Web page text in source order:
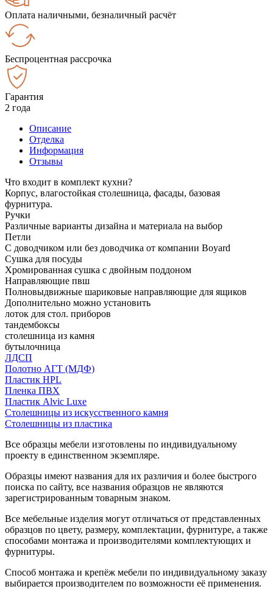
Оплата наличными, безналичный расчёт
Беспроцентная рассрочка
Гарантия
2 года
Описание
Отделка
Информация
Отзывы
Что входит в комплект кухни?
Корпус, влагостойкая столешница, фасады, базовая
фурнитура.
Ручки
Различные варианты дизайна и материала на выбор
Петли
С доводчиком или без доводчика от компании Boyard
Сушка для посуды
Хромированная сушка с двойным поддоном
Направляющие пвш
Полновыдвижные шариковые направляющие для ящиков
Дополнительно можно установить
лоток для стол. приборов
тандембоксы
столешница из камня
бутылочница
ЛДСП
Полотно АГТ (МДФ)
Пластик HPL
Пленка ПВХ
Пластик Alvic Luxe
Столешницы из искусственного камня
Столешницы из пластика
Все образцы мебели изготовлены по индивидуальному
проекту в единственном экземпляре.
Образцы имеют названия для их различия и более быстрого
поиска по сайту, все названия образцов не являются
зарегистрированным товарным знаком.
Все мебельные изделия могут отличаться от представленных
образцов по цвету, размеру, комплектации, фурнитуре, а также
способами монтажа и производителями комплектующих и
фурнитуры.
Способ монтажа и крепёж мебели по индивидуальному заказу
выбирается производителем по возможности её применения.